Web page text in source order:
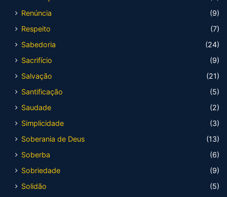
Renúncia
(9)
Respeito
(7)
Sabedoria
(24)
Sacrifício
(9)
Salvação
(21)
Santificação
(5)
Saudade
(2)
Simplicidade
(3)
Soberania de Deus
(13)
Soberba
(6)
Sobriedade
(9)
Solidão
(5)